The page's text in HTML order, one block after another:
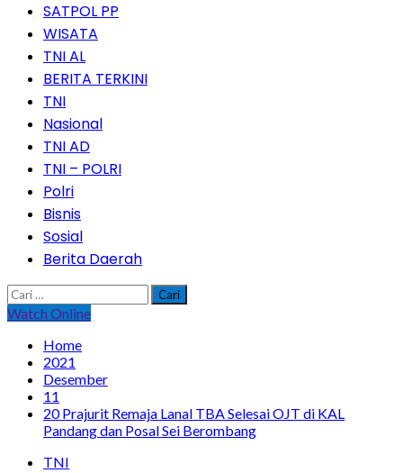
SATPOL PP
WISATA
TNI AL
BERITA TERKINI
TNI
Nasional
TNI AD
TNI – POLRI
Polri
Bisnis
Sosial
Berita Daerah
Cari
untuk:
Watch Online
Home
2021
Desember
11
20 Prajurit Remaja Lanal TBA Selesai OJT di KAL
Pandang dan Posal Sei Berombang
TNI